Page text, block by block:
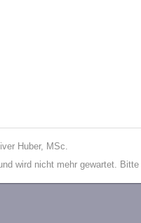
Huber, MSc.
wird nicht mehr gewartet.